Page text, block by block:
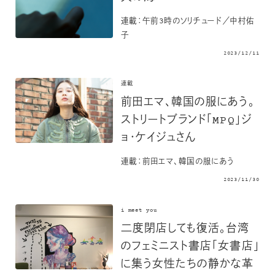
連載：午前3時のソリチュード／中村佑
子
2023/12/11
連載
前田エマ、韓国の服にあう。
ストリートブランド「MPQ」ジ
ョ・ケイジュさん
連載：前田エマ、韓国の服にあう
2023/11/30
i meet you
二度閉店しても復活。台湾
のフェミニスト書店「女書店」
に集う女性たちの静かな革